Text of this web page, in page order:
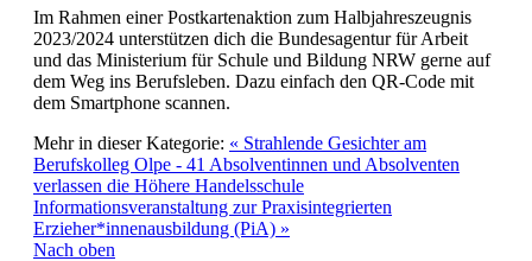
Im Rahmen einer Postkartenaktion zum Halbjahreszeugnis
2023/2024 unterstützen dich die Bundesagentur für Arbeit
und das Ministerium für Schule und Bildung NRW gerne auf
dem Weg ins Berufsleben. Dazu einfach den QR-Code mit
dem Smartphone scannen.
Mehr in dieser Kategorie: « Strahlende Gesichter am
Berufskolleg Olpe - 41 Absolventinnen und Absolventen
verlassen die Höhere Handelsschule
Informationsveranstaltung zur Praxisintegrierten
Erzieher*innenausbildung (PiA) »
Nach oben